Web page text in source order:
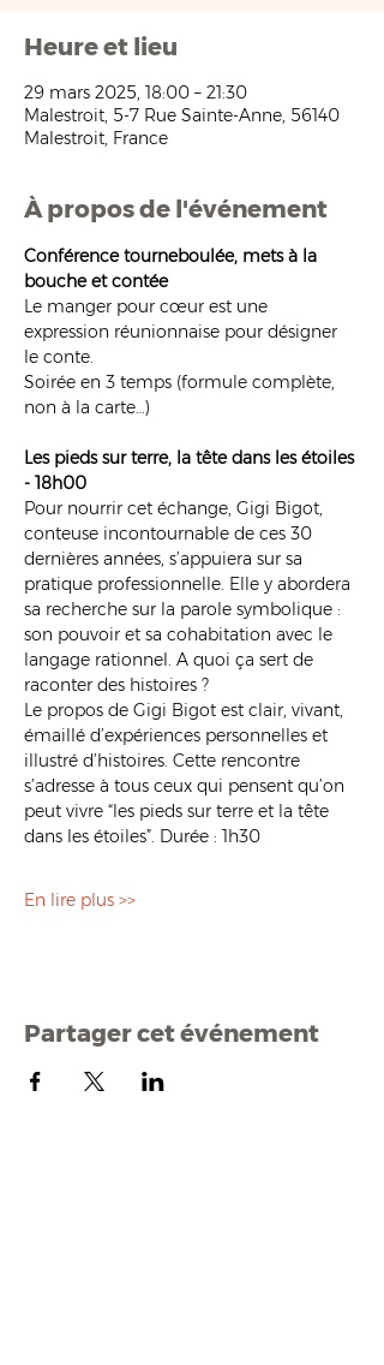
Heure et lieu
29 mars 2025, 18:00 – 21:30
Malestroit, 5-7 Rue Sainte-Anne, 56140
Malestroit, France
À propos de l'événement
Conférence tourneboulée, mets à la
bouche et contée
Le manger pour cœur est une
expression réunionnaise pour désigner
le conte.
Soirée en 3 temps (formule complète,
non à la carte…)
Les pieds sur terre, la tête dans les étoiles
- 18h00
Pour nourrir cet échange, Gigi Bigot,
conteuse incontournable de ces 30
dernières années, s’appuiera sur sa
pratique professionnelle. Elle y abordera
sa recherche sur la parole symbolique :
son pouvoir et sa cohabitation avec le
langage rationnel. A quoi ça sert de
raconter des histoires ?
Le propos de Gigi Bigot est clair, vivant,
émaillé d’expériences personnelles et
illustré d’histoires. Cette rencontre
s’adresse à tous ceux qui pensent qu’on
peut vivre “les pieds sur terre et la tête
dans les étoiles”. Durée : 1h30
En lire plus >>
Partager cet événement